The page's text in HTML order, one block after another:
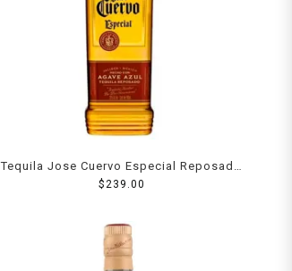
Tequila Jose Cuervo Especial Reposado
990 ml
$ 239.00